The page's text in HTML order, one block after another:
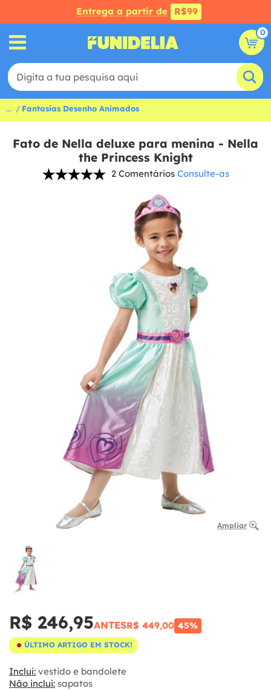
Entrega a partir de R$99
0
... Fantasias Desenho Animados
Fato de Nella deluxe para menina - Nella
the Princess Knight
2 Comentários Consulte-as
Ampliar
R$ 246,95ANTESR$ 449,00 45%
ÚLTIMO ARTIGO EM STOCK!
Inclui: vestido e bandolete
Não inclui: sapatos